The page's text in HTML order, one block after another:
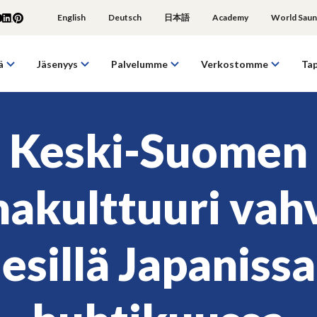
English Deutsch 日本語 Academy World
Jäsenyys Palvelumme Verkostomme
Keski-Suomen
esillä Japanissa